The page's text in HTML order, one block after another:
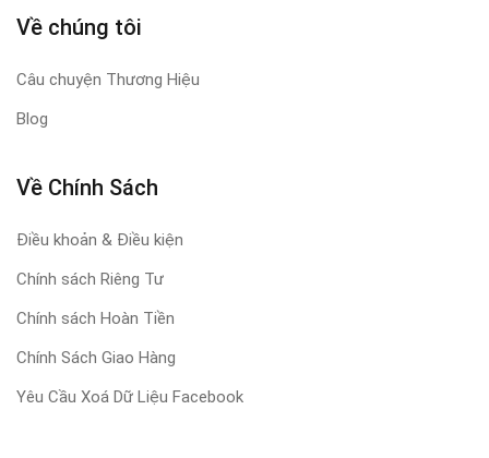
Về chúng tôi
Câu chuyện Thương Hiệu
Blog
Về Chính Sách
Điều khoản & Điều kiện
Chính sách Riêng Tư
Chính sách Hoàn Tiền
Chính Sách Giao Hàng
Yêu Cầu Xoá Dữ Liệu Facebook